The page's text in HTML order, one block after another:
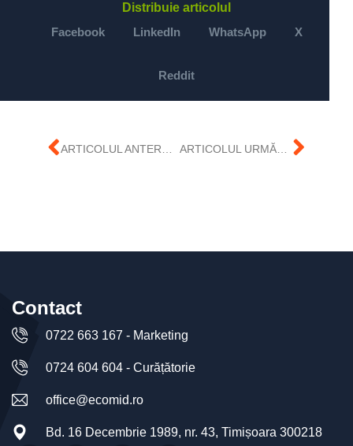
Distribuie articolul
Facebook
LinkedIn WhatsApp X
Reddit
ARTICOLUL URMĂTOR
Contact
0722 663 167 - Marketing
0724 604 604 - Curățătorie
office@ecomid.ro
Bd. 16 Decembrie 1989, nr. 43, Timișoara 300218